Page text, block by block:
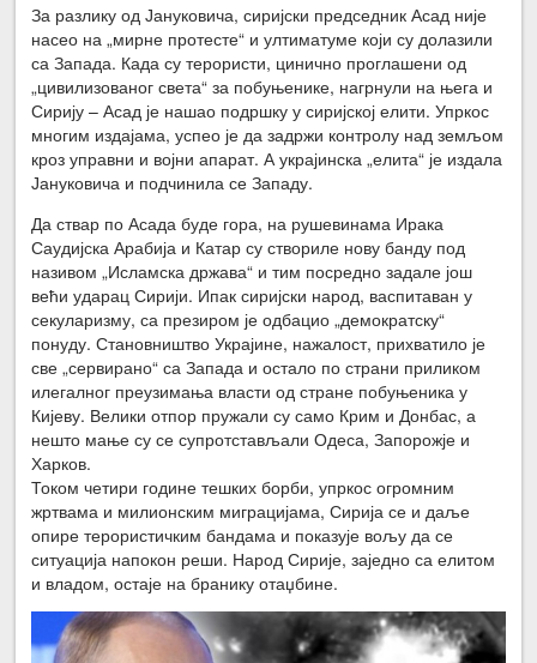
За разлику од Јануковича, сиријски председник Асад није
насео на „мирне протесте“ и ултиматуме који су долазили
са Запада. Када су терористи, цинично проглашени од
„цивилизованог света“ за побуњенике, нагрнули на њега и
Сирију – Асад је нашао подршку у сиријској елити. Упркос
многим издајама, успео је да задржи контролу над земљом
кроз управни и војни апарат. А украјинска „елита“ је издала
Јануковича и подчинила се Западу.
Да ствар по Асада буде гора, на рушевинама Ирака
Саудијска Арабија и Катар су створиле нову банду под
називом „Исламска држава“ и тим посредно задале још
већи ударац Сирији. Ипак сиријски народ, васпитаван у
секуларизму, са презиром је одбацио „демократску“
понуду. Становништво Украјине, нажалост, прихватило је
све „сервирано“ са Запада и остало по страни приликом
илегалног преузимања власти од стране побуњеника у
Кијеву. Велики отпор пружали су само Крим и Донбас, а
нешто мање су се супротстављали Одеса, Запорожје и
Харков.
Током четири године тешких борби, упркос огромним
жртвама и милионским миграцијама, Сирија се и даље
опире терористичким бандама и показује вољу да се
ситуација напокон реши. Народ Сирије, заједно са елитом
и владом, остаје на бранику отаџбине.